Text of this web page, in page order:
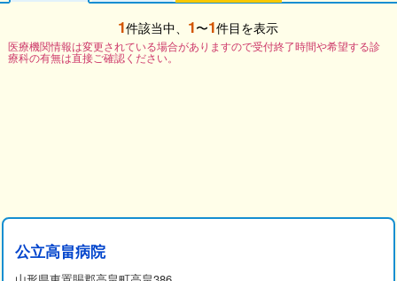
1件該当中、 1〜1件目を表示
医療機関情報は変更されている場合がありますので受付終了時間や希望する診
療科の有無は直接ご確認ください。
公立高畠病院